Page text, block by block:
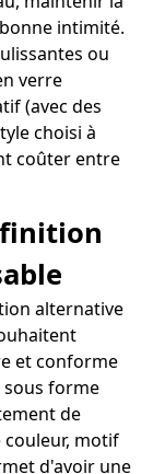
intimité.
ou
verre
(avec des
choisi à
coûter entre
finition
alternative
et conforme
sous forme
de
motif
d'avoir une